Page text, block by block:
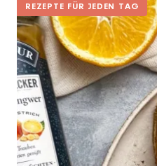
REZEPTE FÜR JEDEN TAG